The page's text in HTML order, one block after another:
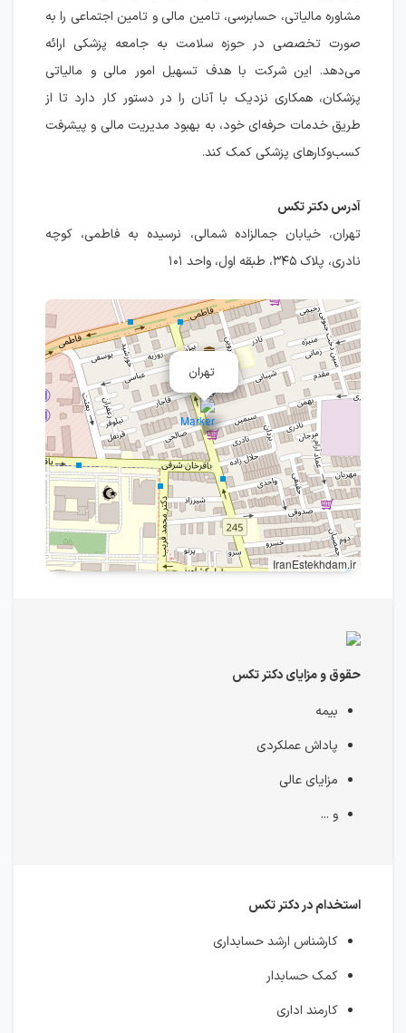
مشاوره مالیاتی، حسابرسی، تامین مالی و تامین اجتماعی را به
صورت تخصصی در حوزه سلامت به جامعه پزشکی ارائه
می‌دهد. این شرکت با هدف تسهیل امور مالی و مالیاتی
پزشکان، همکاری نزدیک با آنان را در دستور کار دارد تا از
طریق خدمات حرفه‌ای خود، به بهبود مدیریت مالی و پیشرفت
کسب‌وکارهای پزشکی کمک کند.
آدرس دکتر تکس
تهران، خیابان جمالزاده شمالی، نرسیده به فاطمی، کوچه
نادری، پلاک ۳۴۵، طبقه اول، واحد ۱۰۱
تهران
IranEstekhdam.ir
حقوق و مزایای دکتر تکس
بیمه
پاداش عملکردی
مزایای عالی
و ...
استخدام در دکتر تکس
کارشناس ارشد حسابداری
کمک حسابدار
کارمند اداری